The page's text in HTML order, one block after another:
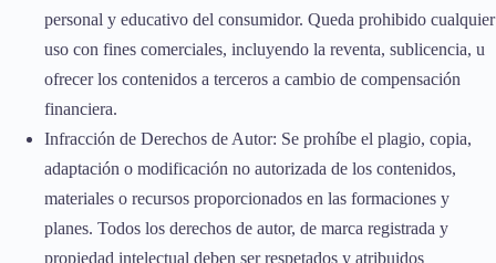
personal y educativo del consumidor. Queda prohibido cualquier
uso con fines comerciales, incluyendo la reventa, sublicencia, u
ofrecer los contenidos a terceros a cambio de compensación
financiera.
Infracción de Derechos de Autor: Se prohíbe el plagio, copia,
adaptación o modificación no autorizada de los contenidos,
materiales o recursos proporcionados en las formaciones y
planes. Todos los derechos de autor, de marca registrada y
propiedad intelectual deben ser respetados y atribuidos